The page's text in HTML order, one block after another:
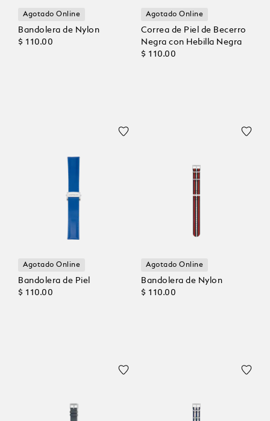
Agotado Online
Bandolera de Nylon
$ 110.00
Agotado Online
Correa de Piel de Becerro
Negra con Hebilla Negra
$ 110.00
Agotado Online
Bandolera de Piel
$ 110.00
Agotado Online
Bandolera de Nylon
$ 110.00